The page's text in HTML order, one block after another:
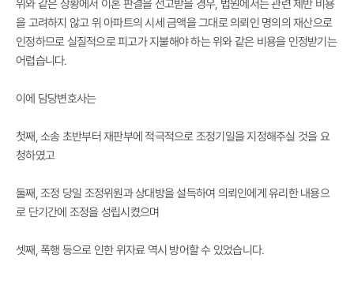
위와 같은 상황에서 이혼 판결을 선고받을 경우, 법원에서는 관련 제반 비용
을 고려하지 않고 위 아파트의 시세 금액을 그대로 의뢰인 명의의 재산으로
인정하므로 실질적으로 피고가 지불해야 하는 위와 같은 비용을 인정받기는
어렵습니다.
이에 담당변호사는
첫째, 소송 초반부터 재판부에 적극적으로 조정기일을 지정해주실 것을 요
청하였고
둘째, 조정 당일 조정위원과 상대방을 설득하여 의뢰인에게 유리한 내용으
로 단기간에 조정을 성립시켰으며
셋째, 폭행 등으로 인한 위자료 역시 방어할 수 있었습니다.